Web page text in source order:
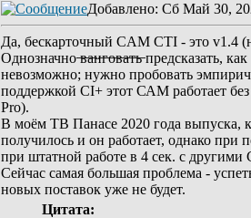
Добавлено: Сб Май 30,
Да, бескарточный CAM CTI - это v1.4
Однозначно ̶в̶а̶н̶г̶о̶в̶а̶т̶ь̶ предсказать,
невозможно; нужно пробовать
поддержкой CI+ этот САМ работает
Pro).
В моём ТВ Панасе 2020 года выпуска,
получилось и он работает, однако при
при штатной работе в 4 сек. с
Сейчас самая большая проблема -
новых поставок уже не будет.
Цитата: